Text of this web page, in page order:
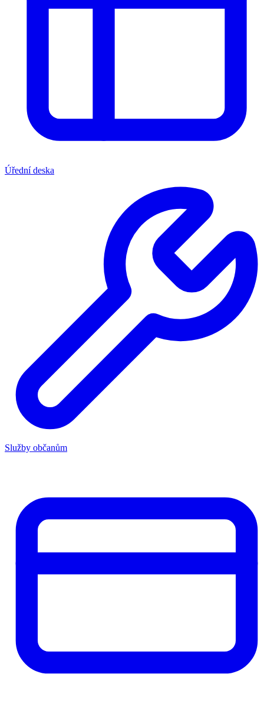
Úřední deska
Služby občanům